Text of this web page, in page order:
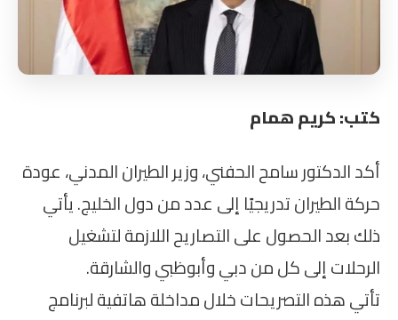
كتب: كريم همام
أكد الدكتور سامح الحفني، وزير الطيران المدني، عودة
حركة الطيران تدريجيًا إلى عدد من دول الخليج. يأتي
ذلك بعد الحصول على التصاريح اللازمة لتشغيل
الرحلات إلى كل من دبي وأبوظبي والشارقة.
تأتي هذه التصريحات خلال مداخلة هاتفية لبرنامج